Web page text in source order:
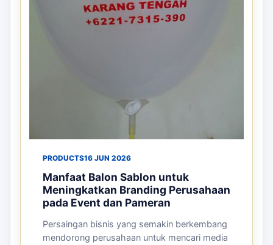
PRODUCTS16 JUN 2026
Manfaat Balon Sablon untuk
Meningkatkan Branding Perusahaan
pada Event dan Pameran
Persaingan bisnis yang semakin berkembang
mendorong perusahaan untuk mencari media